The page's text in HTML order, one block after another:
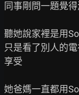
同事剛問一題覺
聽她說家裡是用
只是看了別人的
享受
她爸媽一直都用